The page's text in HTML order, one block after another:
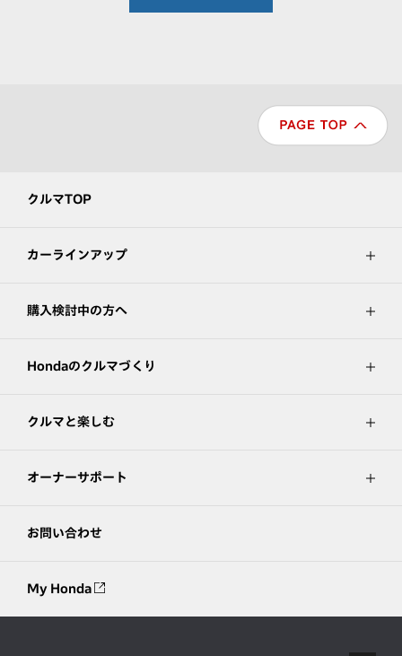
クルマTOP
カーラインアップ
購入検討中の方へ
Hondaのクルマづくり
クルマと楽しむ
オーナーサポート
お問い合わせ
My Honda